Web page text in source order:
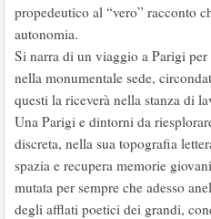
propedeutico al “vero” racconto
autonomia.
Si narra di un viaggio a Parigi
nella monumentale sede,
questi la riceverà nella stanza di
Una Parigi e dintorni da
discreta, nella sua topografia
spazia e recupera memorie
mutata per sempre che adesso
degli afflati poetici dei grandi,